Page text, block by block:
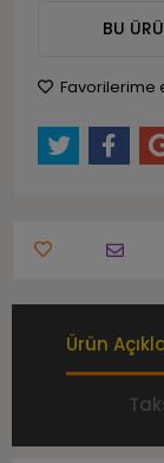
BU
Favorilerime
Ürün